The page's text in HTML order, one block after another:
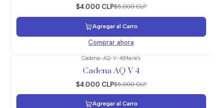
$4.000 CLP$5.000 CLP
Agregar al Carro
Comprar ahora
Cadena-AQ-V-4|Marie's
Cadena AQ V 4
$4.000 CLP$5.000 CLP
Agregar al Carro